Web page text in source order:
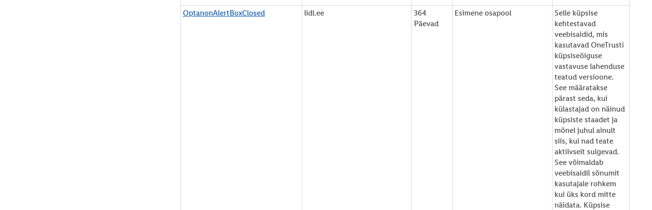
OptanonAlertBoxClosed lidl.ee
364
Päevad
Esimene osapool
Selle küpsise
kehtestavad
veebisaidid, mis
kasutavad OneTrusti
küpsiseõiguse
vastavuse lahenduse
teatud versioone.
See määratakse
pärast seda, kui
külastajad on näinud
küpsiste staadet ja
mõnel juhul ainult
siis, kui nad teate
aktiivselt sulgevad.
See võimaldab
veebisaidil sõnumit
kasutajale rohkem
kui üks kord mitte
näidata. Küpsise